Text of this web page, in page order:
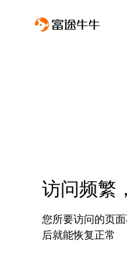
访问频繁
您所要访问的页
后就能恢复正常